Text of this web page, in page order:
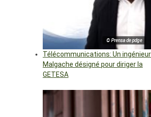
© Prensa de pdge
Télécommunications: Un ingénieur
Malgache désigné pour diriger la
GETESA